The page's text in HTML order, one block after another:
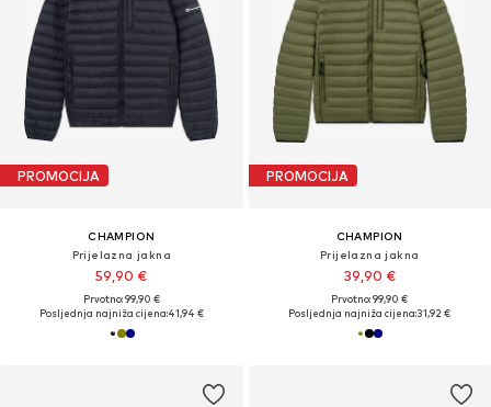
PROMOCIJA
CHAMPION
Prijelazna jakna
59,90 €
Prvotno: 99,90 €
Posljednja najniža cijena:41,94 €
PROMOCIJA
CHAMPION
Prijelazna jakna
39,90 €
Prvotno: 99,90 €
Posljednja najniža cijena:31,92 €